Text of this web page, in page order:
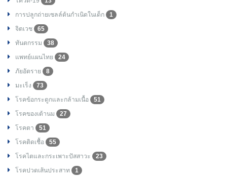
การปลูกถ่ายเซลล์ต้นกำเนิดในเด็ก
1
จิตเวช
65
ทันตกรรม
38
แพทย์แผนไทย
24
ภัยอัตราย
8
มะเร็ง
73
โรคข้อกระดูกและกล้ามเนื้อ
51
โรคของเต้านม
27
โรคตา
51
โรคติดเชื้อ
55
โรคไตและกระเพาะปัสสาวะ
23
โรคปวดเส้นประสาท
1